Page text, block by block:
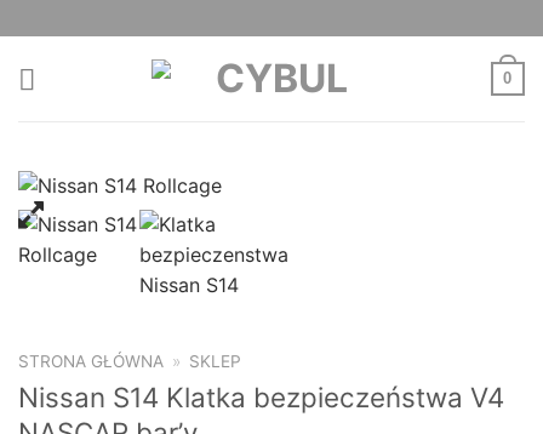
content
0
STRONA GŁÓWNA » SKLEP
Nissan S14 Klatka bezpieczeństwa V4